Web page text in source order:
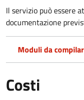
Il servizio può essere
documentazione
Moduli da
Costi